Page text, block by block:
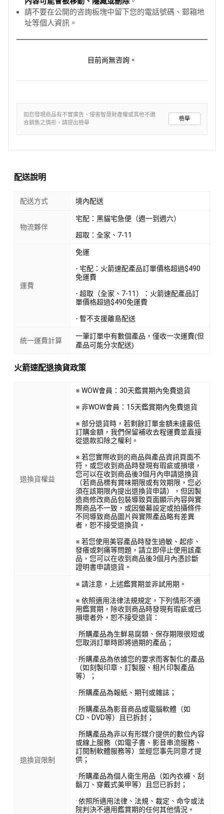
請不要在公開的咨詢板塊中留下您的電話號碼、郵箱地
址等個人資訊。
目前尚無咨詢。
如您發現商品有不實廣告、侵害智慧財產權或其他不適
合銷售之情形，請提出檢舉
檢舉
配送說明
配送方式 境內配送
物流夥伴
宅配：黑貓宅急便（週一到週六）
超取：全家、7-11
運費
免運
- 宅配：火箭速配產品訂單價格超過$490
免運費
- 超取（全家、7-11）：火箭速配產品訂
單價格超過$490免運費
- 暫不支援離島配送
統一運費計算
一筆訂單中有數個產品，僅收一次運費(但
產品可能分次配送)
火箭速配退換貨政策
退換貨權益
※ WOW會員：30天鑑賞期內免費退貨
※ 非WOW會員：15天鑑賞期內免費退貨
※ 部分退貨時，若剩餘訂單金額未達最低
訂購金額，我們保留補收去程運費並直接
從退款扣除之權利。
※ 若您實際收到的商品與產品資訊頁面不
符，或您收到商品時發現有瑕疵或損壞，
您可以在收到商品後3個月內申請退換貨
（若商品標有賞味期限或有效期限，您必
須在該期限內提出退換貨申請），但因製
造商修改商品包裝導致頁面顯示內容與實
際商品不一致，或因螢幕設定或拍攝條件
不同導致商品圖片與實際產品略有差異
者，恕不接受退換貨。
※ 若您使用美容產品時發生過敏、起疹、
發癢或刺痛等問題，請立即停止使用該產
品，您可以在收到商品後3個月內憑診斷
證明書申請退貨。
退換貨限制
※ 請注意，上述鑑賞期並非試用期。
※ 依照適用法律法規規定，下列情形不適
用鑑賞期，除收到商品時發現有瑕疵或已
損壞者外，恕不接受退貨：
· 所購產品為生鮮易腐類、保存期限很短或
您取消訂單時即將過期的產品；
· 所購產品為依據您的要求而客製化的產品
（如刻製印章、訂製服、相片印製產品
等）；
· 所購產品為報紙、期刊或雜誌；
· 所購產品為影音商品或電腦軟體（如
CD、DVD等）且已拆封；
· 所購產品為非以有形媒介提供的數位內容
或線上服務（如電子書、影音串流服務、
訂閱制軟體服務等）並經您事先同意才提
供；
· 所購產品為個人衛生用品（如內衣褲、刮
鬍刀、穿戴式美甲等）且您已拆封；
· 依照所適用法律、法規、裁定、命令或法
院判決不適用鑑賞期的任何其他情況。